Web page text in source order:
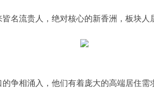
名流贵人，绝对核心的新香洲，板块人
争相涌入，他们有着庞大的高端居住需